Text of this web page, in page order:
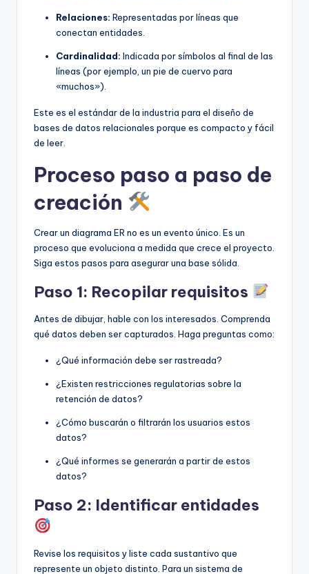
Relaciones: Representadas por líneas que
conectan entidades.
Cardinalidad: Indicada por símbolos al final de las
líneas (por ejemplo, un pie de cuervo para
«muchos»).
Este es el estándar de la industria para el diseño de
bases de datos relacionales porque es compacto y fácil
de leer.
Proceso paso a paso de
creación
Crear un diagrama ER no es un evento único. Es un
proceso que evoluciona a medida que crece el proyecto.
Siga estos pasos para asegurar una base sólida.
Paso 1: Recopilar requisitos
Antes de dibujar, hable con los interesados. Comprenda
qué datos deben ser capturados. Haga preguntas como:
¿Qué información debe ser rastreada?
¿Existen restricciones regulatorias sobre la
retención de datos?
¿Cómo buscarán o filtrarán los usuarios estos
datos?
¿Qué informes se generarán a partir de estos
datos?
Paso 2: Identificar entidades
Revise los requisitos y liste cada sustantivo que
represente un objeto distinto. Para un sistema de